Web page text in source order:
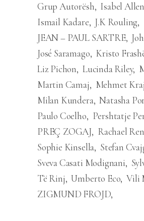
Grup Autorësh Isabel
Ismail Kadare J.K Rouling
JEAN – PAUL SARTRE
José Saramago Kristo
Liz Pichon Lucinda Riley
Martin Camaj
Mehmet
Milan Kundera Natasha
Paulo Coelho
Pershtatje
PREÇ ZOGAJ
Rachael
Sophie Kinsella Stefan
Sveva Casati Modignani
Të Rinj Umberto Eco Vili
ZIGMUND FROJD